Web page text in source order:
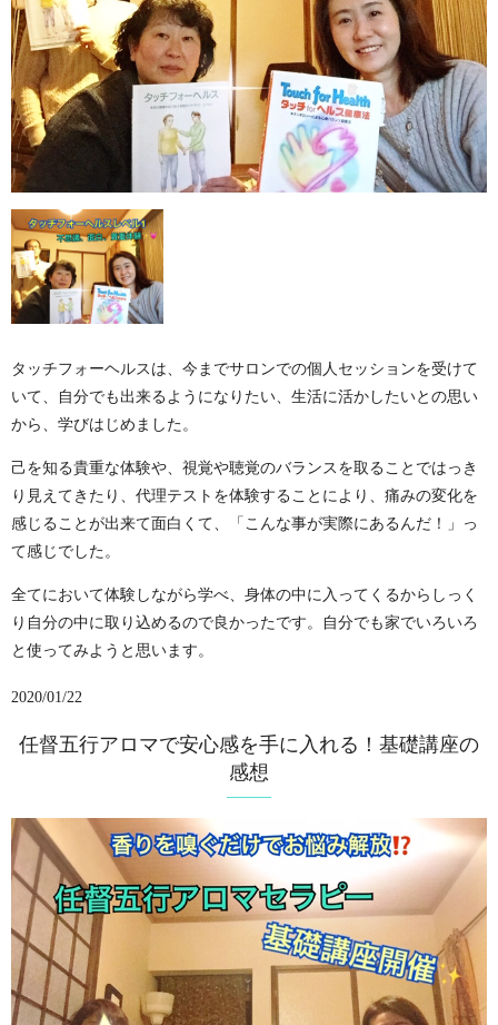
タッチフォーヘルスは、今までサロンでの個人セッションを受けて
いて、自分でも出来るようになりたい、生活に活かしたいとの思い
から、学びはじめました。
己を知る貴重な体験や、視覚や聴覚のバランスを取ることではっき
り見えてきたり、代理テストを体験することにより、痛みの変化を
感じることが出来て面白くて、「こんな事が実際にあるんだ！」っ
て感じでした。
全てにおいて体験しながら学べ、身体の中に入ってくるからしっく
り自分の中に取り込めるので良かったです。自分でも家でいろいろ
と使ってみようと思います。
2020/01/22
任督五行アロマで安心感を手に入れる！基礎講座の
感想